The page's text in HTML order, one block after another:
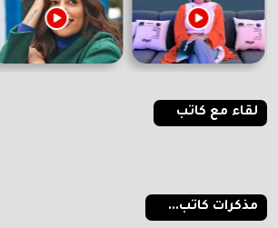
لقاء مع كاتب
مذكرات كاتب...